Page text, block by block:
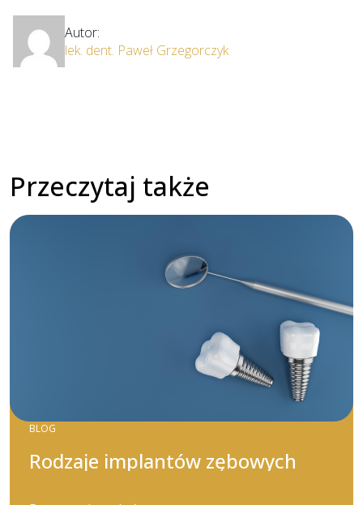
Autor:
lek. dent. Paweł Grzegorczyk
Przeczytaj także
BLOG
Rodzaje implantów zębowych